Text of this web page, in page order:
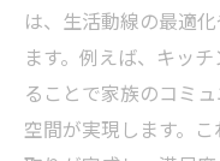
は、生活動線の最適
ます。例えば、キッ
ることで家族のコミ
空間が実現します。